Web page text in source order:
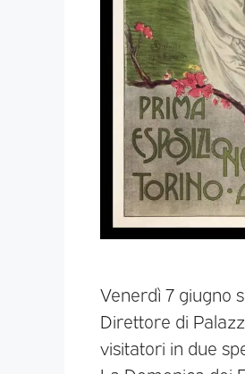
Venerdì 7 giugno
Direttore di
visitatori in due